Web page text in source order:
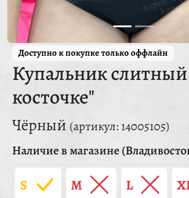
Доступно к покупке только оффлайн
Купальник
косточке"
Чёрный (артикул: 14005105)
Наличие в магазине
S M L